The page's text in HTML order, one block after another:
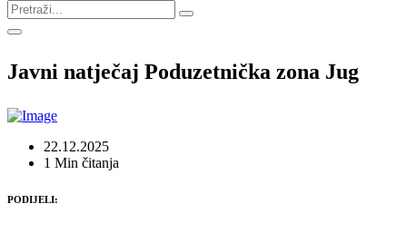
Javni natječaj Poduzetnička zona Jug
22.12.2025
1 Min čitanja
PODIJELI: